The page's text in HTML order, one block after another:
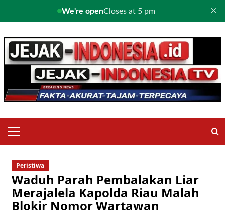
We're openCloses at 5 pm ×
to
content
Menu
Peristiwa
Waduh Parah Pembalakan Liar
Merajalela Kapolda Riau Malah
Blokir Nomor Wartawan